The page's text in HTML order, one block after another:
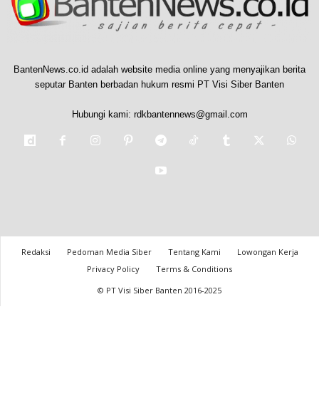
BantenNews.co.id adalah website media online yang menyajikan berita
seputar Banten berbadan hukum resmi PT Visi Siber Banten
Hubungi kami: rdkbantennews@gmail.com
Redaksi Pedoman Media Siber Tentang Kami
Lowongan Kerja
Privacy Policy
Terms & Conditions
© PT Visi Siber Banten 2016-2025